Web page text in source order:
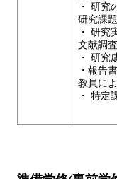
・ 研究
研究課
・ 研究
⽂献調査
・ 研究
・報告
教員に
・ 特定